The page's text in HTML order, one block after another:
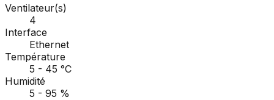
Ventilateur(s)
4
Interface
Ethernet
Température
5 - 45 °C
Humidité
5 - 95 %